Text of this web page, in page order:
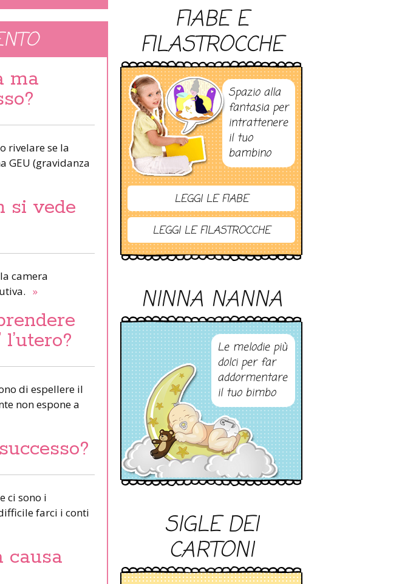
ma
rivelare se la
GEU (gravidanza
si vede
camera
»
di espellere il
non espone a
ci sono i
farci i conti
causa
FIABE E
FILASTROCCHE
Spazio alla
fantasia per
intrattenere
il tuo
bambino
LEGGI LE FIABE
LEGGI LE FILASTROCCHE
NINNA NANNA
Le melodie più
dolci per far
addormentare
il tuo bimbo
SIGLE DEI
CARTONI